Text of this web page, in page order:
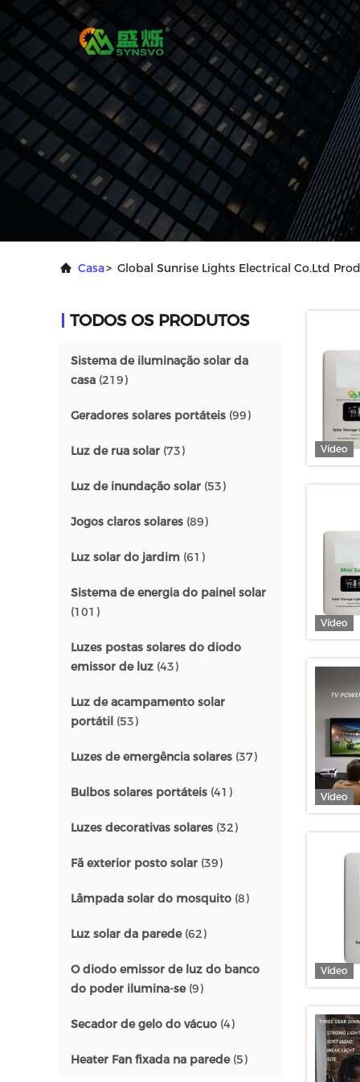
Casa> Global Sunrise Lights Electrical Co.ltd
TODOS OS PRODUTOS
Sistema de iluminação solar da
casa (219)
Geradores solares portáteis (99)
Luz de rua solar (73)
Luz de inundação solar (53)
Jogos claros solares (89)
Luz solar do jardim (61)
Sistema de energia do painel solar
(101)
Luzes postas solares do diodo
emissor de luz (43)
Luz de acampamento solar
portátil (53)
Luzes de emergência solares (37)
Bulbos solares portáteis (41)
Luzes decorativas solares (32)
Fã exterior posto solar (39)
Lâmpada solar do mosquito (8)
Luz solar da parede(62)
O diodo emissor de luz do banco
do poder ilumina-se(9)
Secador de gelo do vácuo (4)
Heater Fan fixada na parede(5)
Vídeo
Vídeo
Vídeo
Vídeo